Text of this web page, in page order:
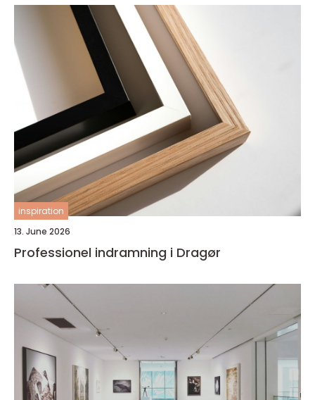
inspiration
13. June 2026
Professionel indramning i Dragør